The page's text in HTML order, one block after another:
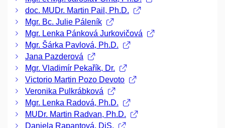
doc. MUDr. Martin Pail, Ph.D.
Mgr. Bc. Julie Páleník
Mgr. Lenka Pánková Jurkovičová
Mgr. Šárka Pavlová, Ph.D.
Jana Pazderová
Mgr. Vladimír Pekařík, Dr.
Victorio Martin Pozo Devoto
Veronika Pulkrábková
Mgr. Lenka Radová, Ph.D.
MUDr. Martin Radvan, Ph.D.
Daniela Rapantová, DiS.